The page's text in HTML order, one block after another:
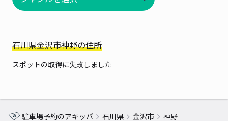
石川県金沢市神野の住所
スポットの取得に失敗しました
駐車場予約のアキッパ 石川県 金沢市 神野